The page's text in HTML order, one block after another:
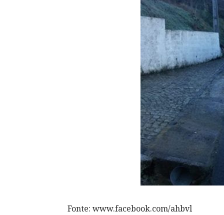
Fonte: www.facebook.com/ahbvl